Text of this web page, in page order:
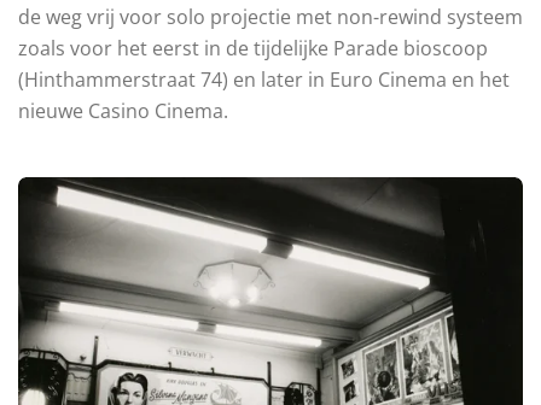
de weg vrij voor solo projectie met non-rewind systeem
zoals voor het eerst in de tijdelijke Parade bioscoop
(Hinthammerstraat 74) en later in Euro Cinema en het
nieuwe Casino Cinema.